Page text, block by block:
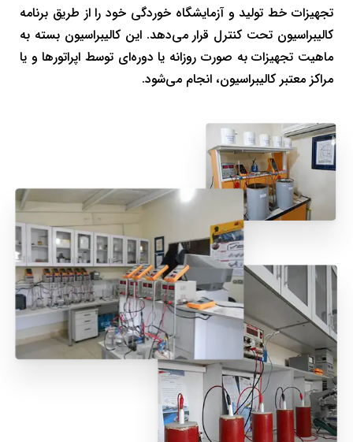
تجهيزات خط توليد و آزمايشگاه خوردگی خود را از طریق برنامه
کالیبراسیون تحت کنترل قرار می‌دهد. اين كاليبراسيون بسته به
ماهيت تجهيزات به صورت روزانه يا دوره‌ای توسط اپراتورها و يا
مراكز معتبر كاليبراسيون، انجام می‌شود.